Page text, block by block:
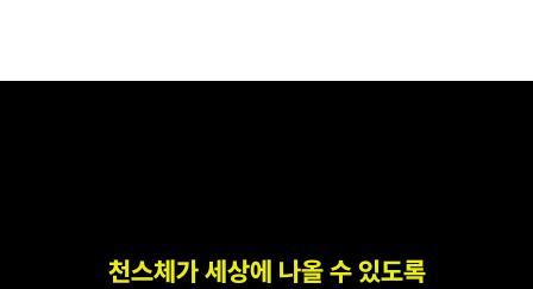
천스체가 세상에 나올 수 있도록